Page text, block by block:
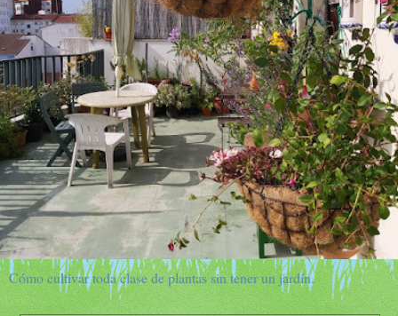
Cómo cultivar toda clase de plantas sin tener un jardín.